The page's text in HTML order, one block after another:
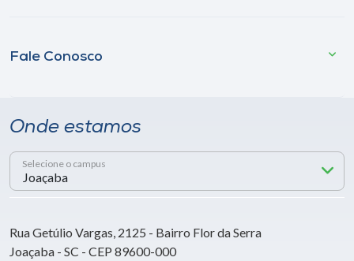
Fale Conosco
Onde estamos
Selecione o campus
Rua Getúlio Vargas, 2125 - Bairro Flor da Serra
Joaçaba - SC - CEP 89600-000